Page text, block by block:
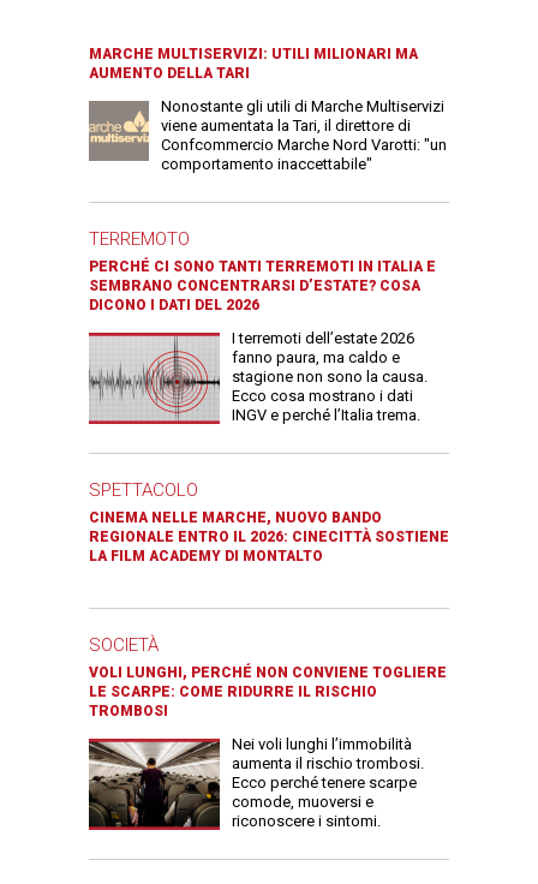
MARCHE MULTISERVIZI: UTILI MILIONARI MA
AUMENTO DELLA TARI
Nonostante gli utili di Marche Multiservizi
viene aumentata la Tari, il direttore di
Confcommercio Marche Nord Varotti: "un
comportamento inaccettabile"
TERREMOTO
PERCHÉ CI SONO TANTI TERREMOTI IN ITALIA E
SEMBRANO CONCENTRARSI D’ESTATE? COSA
DICONO I DATI DEL 2026
I terremoti dell’estate 2026
fanno paura, ma caldo e
stagione non sono la causa.
Ecco cosa mostrano i dati
INGV e perché l’Italia trema.
SPETTACOLO
CINEMA NELLE MARCHE, NUOVO BANDO
REGIONALE ENTRO IL 2026: CINECITTÀ SOSTIENE
LA FILM ACADEMY DI MONTALTO
SOCIETÀ
VOLI LUNGHI, PERCHÉ NON CONVIENE TOGLIERE
LE SCARPE: COME RIDURRE IL RISCHIO
TROMBOSI
Nei voli lunghi l’immobilità
aumenta il rischio trombosi.
Ecco perché tenere scarpe
comode, muoversi e
riconoscere i sintomi.